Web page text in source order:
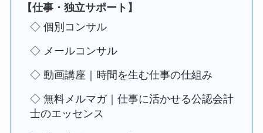
【仕事・独立サポート】
◇ 個別コンサル
◇ メールコンサル
◇ 動画講座｜時間を生む仕事の仕組み
◇ 無料メルマガ｜仕事に活かせる公認会計
士のエッセンス